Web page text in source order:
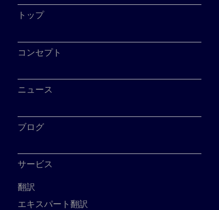
トップ
コンセプト
ニュース
ブログ
サービス
翻訳
エキスパート翻訳